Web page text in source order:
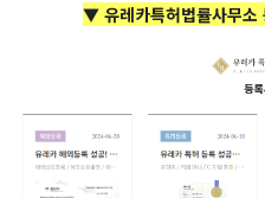
▼ 유레카특허법률사무